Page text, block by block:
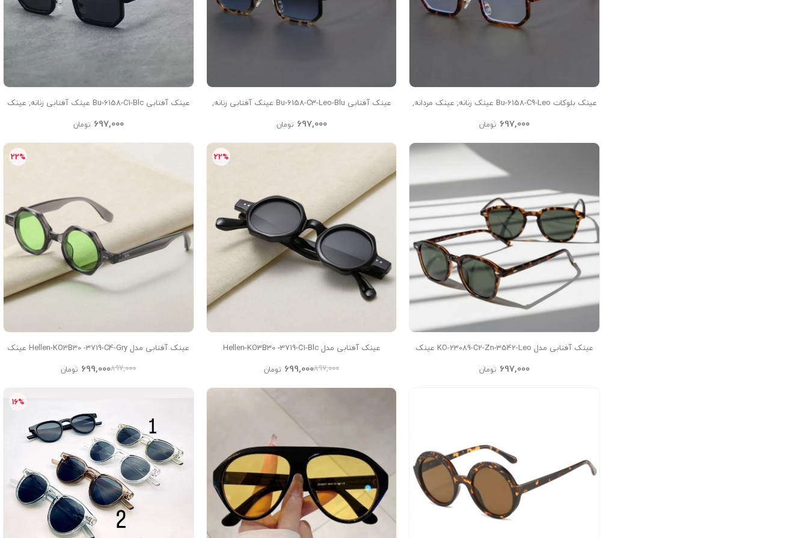
عینک بلوکات Bu-6158-C9-Leo عینک زنانه, عینک مردانه,
697,000 تومان
عینک آفتابی Bu-6158-C3-Leo-Blu عینک آفتابی زنانه,
697,000 تومان
عینک آفتابی Bu-6158-C1-Blc عینک آفتابی زنانه, عینک
آفتابی مردانه, عینک مشکی
697,000 تومان
عینک آفتابی مدل KO-23089-C2-Zn-3542-Leo عینک
آفتابی زنانه, عینک آفتابی مردانه,
697,000 تومان
22%
عینک آفتابی مدل Hellen-KO3B30 -3719-C1-Blc
897,000
699,000 تومان
22%
عینک آفتابی مدل Hellen-KO3B30 -3719-C4-Gry عینک
آفتابی زنانه, عینک آفتابی مردانه, عینک شب,
897,000
699,000 تومان
16%